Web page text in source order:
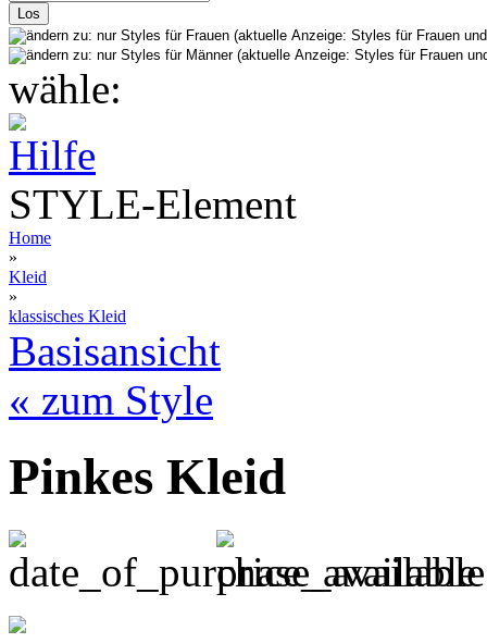
wähle:
STYLE-Element
Home
»
Kleid
»
klassisches Kleid
Basisansicht
« zum Style
Pinkes Kleid